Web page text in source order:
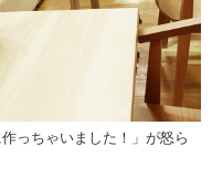
っちゃいました！」が怒ら